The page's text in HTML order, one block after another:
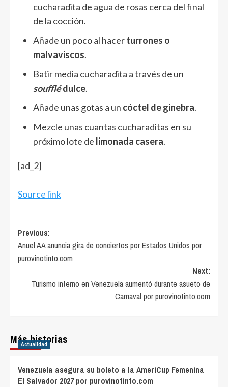
cucharadita de agua de rosas cerca del final
de la cocción.
Añade un poco al hacerturrones o
malvaviscos.
Batir media cucharadita a través de un
soufflédulce.
Añade unas gotas a un cóctel de ginebra.
Mezcle unas cuantas cucharaditas en su
próximo lote de limonada casera.
[ad_2]
Source link
Post
navigation
Previous:
Anuel AA anuncia gira de conciertos por Estados Unidos por
purovinotinto.com
Next:
Turismo interno en Venezuela aumentó durante asueto de
Carnaval por purovinotinto.com
Más historias
Actualidad
Venezuela asegura su boleto a la AmeriCup Femenina
El Salvador 2027 por purovinotinto.com